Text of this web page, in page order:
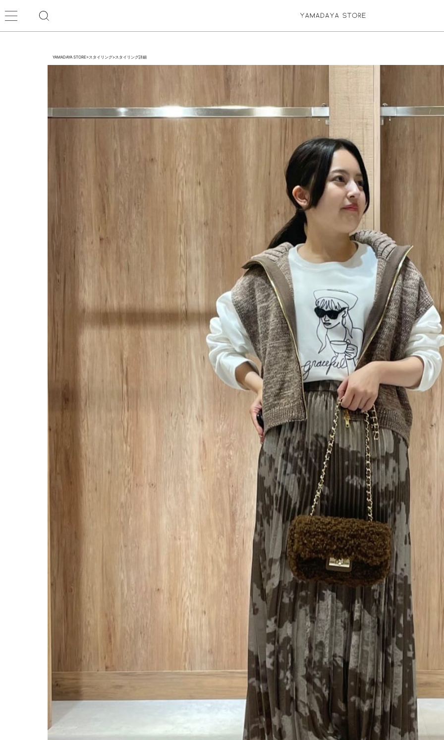
YAMADAYA STORE>スタイリング>スタイリング詳細
ログイン